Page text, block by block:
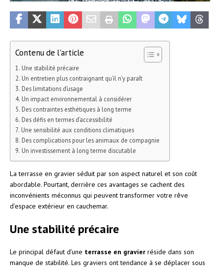
Contenu de l'article
Une stabilité précaire
Un entretien plus contraignant qu’il n’y paraît
Des limitations d’usage
Un impact environnemental à considérer
Des contraintes esthétiques à long terme
Des défis en termes d’accessibilité
Une sensibilité aux conditions climatiques
Des complications pour les animaux de compagnie
Un investissement à long terme discutable
La terrasse en gravier séduit par son aspect naturel et son coût
abordable. Pourtant, derrière ces avantages se cachent des
inconvénients méconnus qui peuvent transformer votre rêve
d’espace extérieur en cauchemar.
Une stabilité précaire
Le principal défaut d’une terrasse en gravier réside dans son
manque de stabilité. Les graviers ont tendance à se déplacer sous